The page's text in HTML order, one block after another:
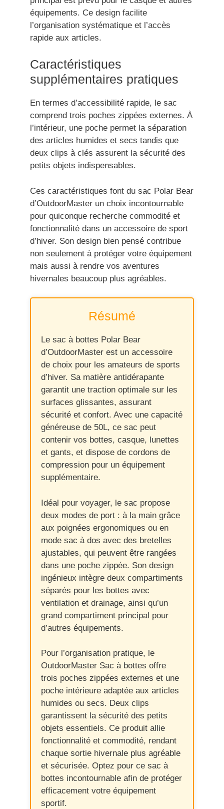
équipements. Ce design facilite
l’organisation systématique et l’accès
rapide aux articles.
Caractéristiques
supplémentaires pratiques
En termes d’accessibilité rapide, le sac
comprend trois poches zippées externes. À
l’intérieur, une poche permet la séparation
des articles humides et secs tandis que
deux clips à clés assurent la sécurité des
petits objets indispensables.
Ces caractéristiques font du sac Polar Bear
d’OutdoorMaster un choix incontournable
pour quiconque recherche commodité et
fonctionnalité dans un accessoire de sport
d’hiver. Son design bien pensé contribue
non seulement à protéger votre équipement
mais aussi à rendre vos aventures
hivernales beaucoup plus agréables.
Résumé
Le sac à bottes Polar Bear
d’OutdoorMaster est un accessoire
de choix pour les amateurs de sports
d’hiver. Sa matière antidérapante
garantit une traction optimale sur les
surfaces glissantes, assurant
sécurité et confort. Avec une capacité
généreuse de 50L, ce sac peut
contenir vos bottes, casque, lunettes
et gants, et dispose de cordons de
compression pour un équipement
supplémentaire.
Idéal pour voyager, le sac propose
deux modes de port : à la main grâce
aux poignées ergonomiques ou en
mode sac à dos avec des bretelles
ajustables, qui peuvent être rangées
dans une poche zippée. Son design
ingénieux intègre deux compartiments
séparés pour les bottes avec
ventilation et drainage, ainsi qu’un
grand compartiment principal pour
d’autres équipements.
Pour l’organisation pratique, le
OutdoorMaster Sac à bottes offre
trois poches zippées externes et une
poche intérieure adaptée aux articles
humides ou secs. Deux clips
garantissent la sécurité des petits
objets essentiels. Ce produit allie
fonctionnalité et commodité, rendant
chaque sortie hivernale plus agréable
et sécurisée. Optez pour ce sac à
bottes incontournable afin de protéger
efficacement votre équipement
sportif.